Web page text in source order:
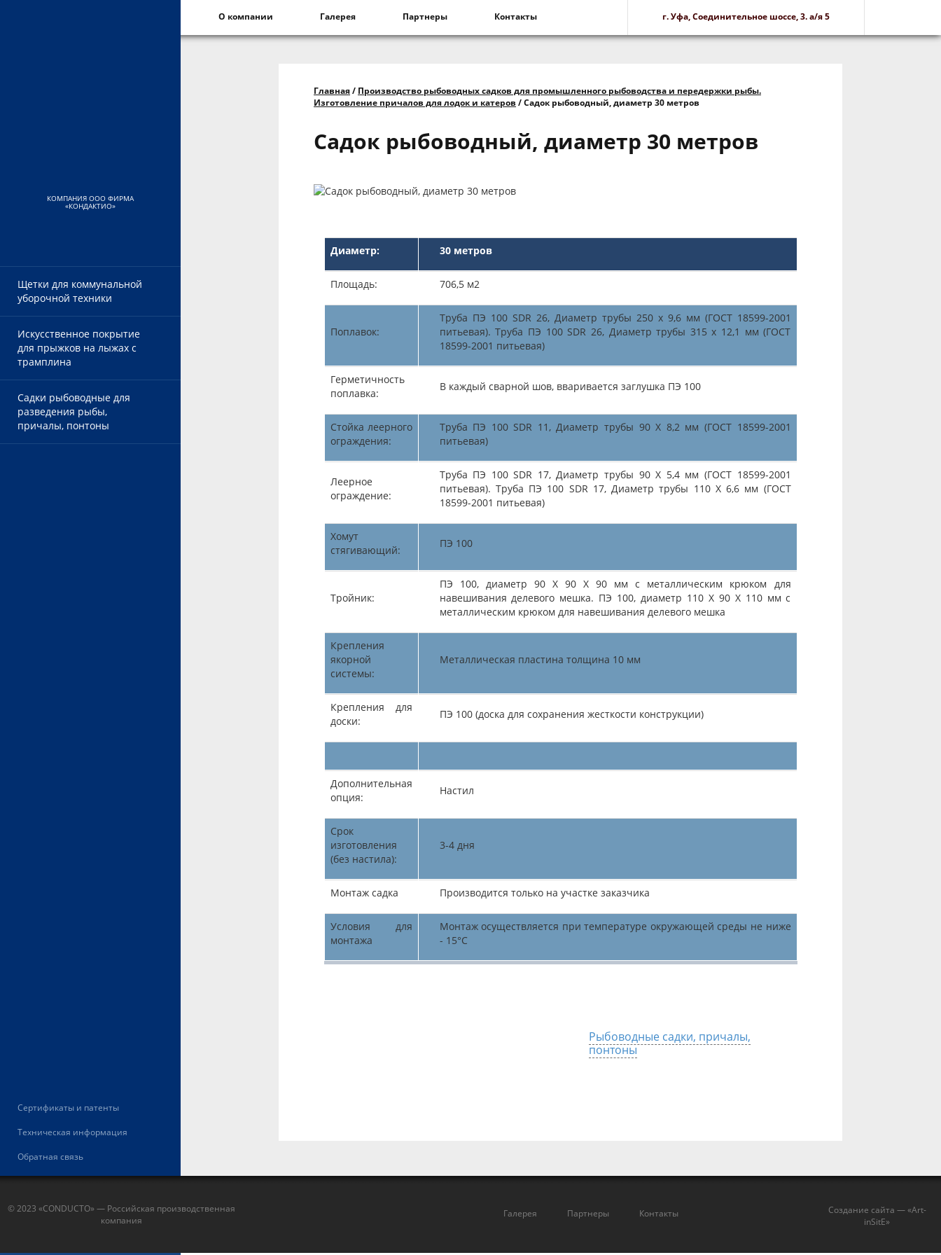
КОМПАНИЯ ООО ФИРМА
«КОНДАКТИО»
Щетки для коммунальной
уборочной техники
Искусственное покрытие
для прыжков на лыжах с
трамплина
Садки рыбоводные для
разведения рыбы,
причалы, понтоны
Сертификаты и патенты
Техническая информация
Обратная связь
О компании Галерея Партнеры Контакты г. Уфа, Соединительное шоссе, 3. а/я 5
Главная/ Производство рыбоводных садков для промышленного рыбоводства и передержки рыбы.
Изготовление причалов для лодок и катеров /Садок рыбоводный, диаметр 30 метров
Садок рыбоводный, диаметр 30 метров
Диаметр: 30 метров
Площадь: 706,5 м2
Поплавок:
Труба ПЭ 100 SDR 26, Диаметр трубы 250 х 9,6 мм (ГОСТ 18599-2001
питьевая). Труба ПЭ 100 SDR 26, Диаметр трубы 315 х 12,1 мм (ГОСТ
18599-2001 питьевая)
Герметичность
поплавка:
В каждый сварной шов, вваривается заглушка ПЭ 100
Стойка леерного
ограждения:
Труба ПЭ 100 SDR 11, Диаметр трубы 90 Х 8,2 мм (ГОСТ 18599-2001
питьевая)
Леерное
ограждение:
Труба ПЭ 100 SDR 17, Диаметр трубы 90 Х 5,4 мм (ГОСТ 18599-2001
питьевая). Труба ПЭ 100 SDR 17, Диаметр трубы 110 Х 6,6 мм (ГОСТ
18599-2001 питьевая)
Хомут
стягивающий:
ПЭ 100
Тройник:
ПЭ 100, диаметр 90 Х 90 Х 90 мм с металлическим крюком для
навешивания делевого мешка. ПЭ 100, диаметр 110 Х 90 Х 110 мм с
металлическим крюком для навешивания делевого мешка
Крепления
якорной
системы:
Металлическая пластина толщина 10 мм
Крепления для
доски:
ПЭ 100 (доска для сохранения жесткости конструкции)
Дополнительная
опция:
Настил
Срок
изготовления
(без настила):
3-4 дня
Монтаж садка Производится только на участке заказчика
Условия для
монтажа
Монтаж осуществляется при температуре окружающей среды не ниже
- 15°C
Рыбоводные садки, причалы,
понтоны
© 2023 «CONDUCTO» — Российская производственная
компания
Галерея Партнеры Контакты
Создание сайта — «Art-
inSitE»